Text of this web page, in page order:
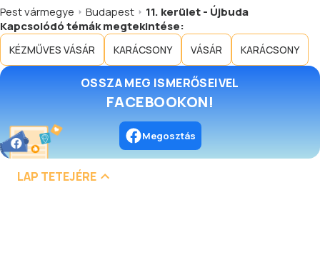
Pest vármegye
Budapest
11. kerület - Újbuda
Kapcsolódó témák megtekintése:
KÉZMŰVES VÁSÁR KARÁCSONY VÁSÁR KARÁCSONY
OSSZA MEG ISMERŐSEIVEL
FACEBOOKON!
Megosztás
LAP TETEJÉRE